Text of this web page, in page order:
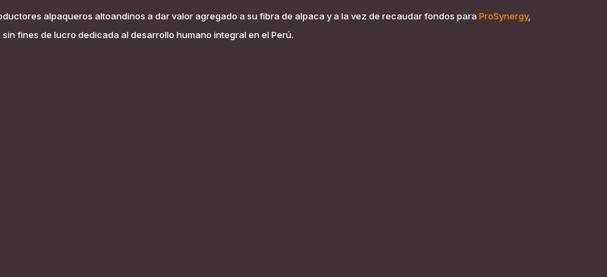
alpaqueros altoandinos a dar valor agregado a su fibra de alpaca y a la vez de recaudar fondos para ProSynergy,
fines de lucro dedicada al desarrollo humano integral en el Perú.